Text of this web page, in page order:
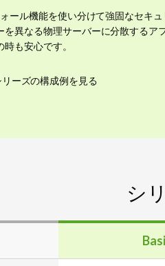
ール機能を使い分けて強固なセキュ
を異なる物理サーバーに分散するア
も安心です。
ーズの構成例を見る
シ